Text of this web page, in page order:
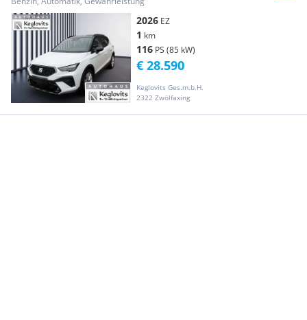
2026 EZ
1 km
116 PS (85 kW)
Keglovits Ges.m.b.H.
2322 Zwölfaxing
€ 28.590